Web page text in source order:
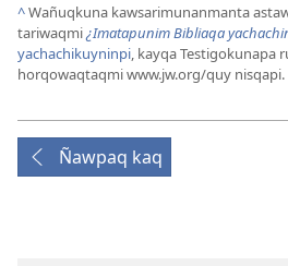
^Wañuqkuna kawsarimunanmanta
tariwaqmi¿Imatapunim Bibliaqa
yachachikuyninpi , kayqa Testigokunapa
horqowaqtaqmi www.jw.org/quy nisqapi.
Ñawpaq kaq